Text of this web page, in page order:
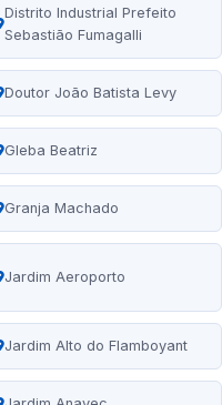
Distrito Industrial Prefeito
Sebastião Fumagalli
Doutor João Batista Levy
Gleba Beatriz
Granja Machado
Jardim Aeroporto
Jardim Alto do Flamboyant